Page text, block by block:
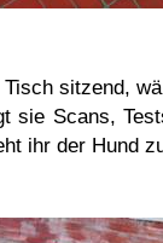
sitzend,
sie Scans,
ihr der Hund